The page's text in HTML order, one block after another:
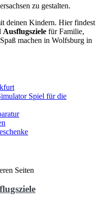
zu gestalten.
deinen Kindern. Hier findest
Ausflugsziele für Familie,
machen in Wolfsburg in
Spiel für die
Seiten